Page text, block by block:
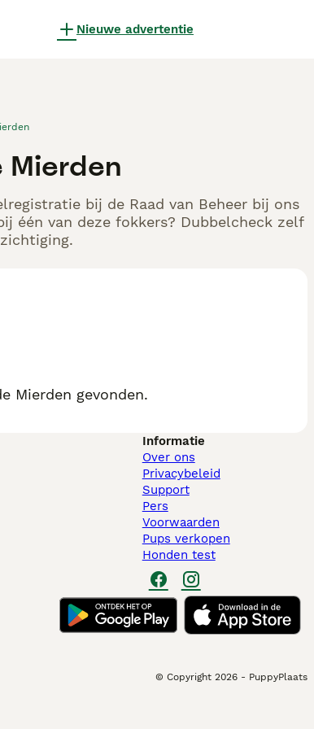
Nieuwe advertentie
Mierden
bij de Raad van Beheer bij ons
één van deze fokkers? Dubbelcheck zelf
Mierden gevonden.
Informatie
Over ons
Privacybeleid
Support
Pers
Voorwaarden
Pups verkopen
Honden test
© Copyright 2026 - PuppyPlaats